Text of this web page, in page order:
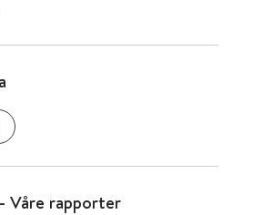
Våre rapporter